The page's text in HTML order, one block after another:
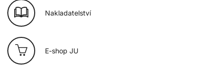
Nakladatelství
E-shop JU